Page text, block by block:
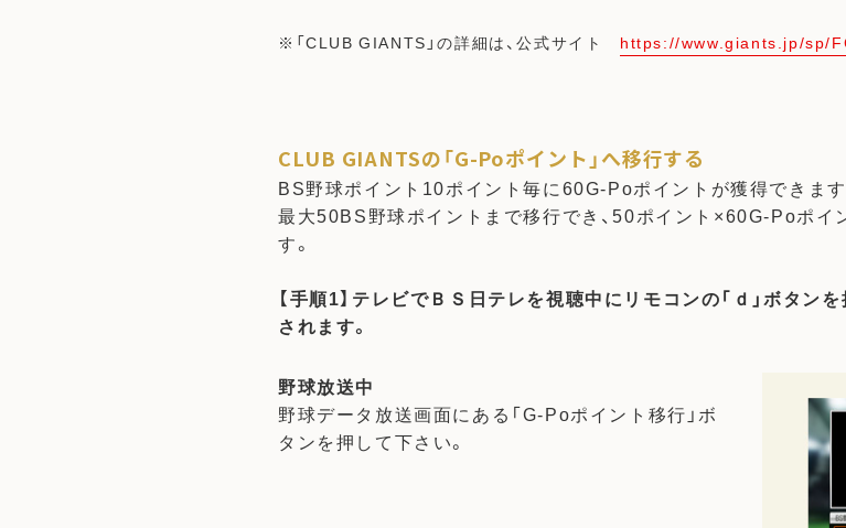
※「CLUB GIANTS」の詳細は、公式サイト https://www.giants.jp/sp/
CLUB GIANTSの「G-Poポイント」へ移行する
BS野球ポイント10ポイント毎に60G-Poポイントが獲得できます
最大50BS野球ポイントまで移行でき、50ポイント×60G-Poポ
す。
【手順1】テレビでＢＳ日テレを視聴中にリモコンの「ｄ」ボタン
されます。
野球放送中
野球データ放送画面にある「G-Poポイント移行」ボ
タンを押して下さい。